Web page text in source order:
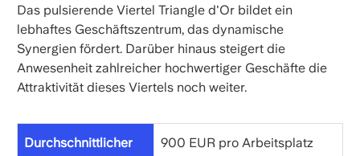
Das pulsierende Viertel Triangle d'Or bildet ein
lebhaftes Geschäftszentrum, das dynamische
Synergien fördert. Darüber hinaus steigert die
Anwesenheit zahlreicher hochwertiger Geschäfte die
Attraktivität dieses Viertels noch weiter.
Durchschnittlicher
900 EUR pro Arbeitsplatz